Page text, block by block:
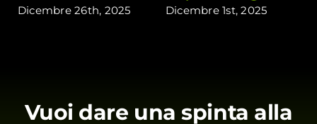
Dicembre 26th, 2025 Dicembre 1st, 2025
Vuoi dare una spinta alla